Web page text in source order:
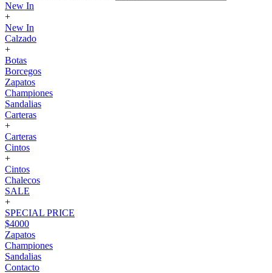
New In
+
New In
Calzado
+
Botas
Borcegos
Zapatos
Championes
Sandalias
Carteras
+
Carteras
Cintos
+
Cintos
Chalecos
SALE
+
SPECIAL PRICE
$4000
Zapatos
Championes
Sandalias
Contacto